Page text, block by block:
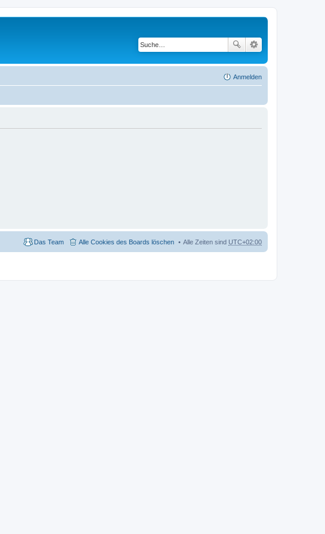
Anmelden
Alle Zeiten sind UTC+02:00
Alle Cookies des Boards löschen
Das Team